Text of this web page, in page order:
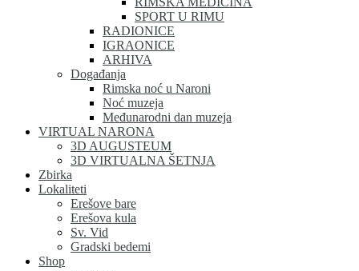
SPORT U RIMU
RADIONICE
IGRAONICE
ARHIVA
Događanja
Rimska noć u Naroni
Noć muzeja
Međunarodni dan muzeja
VIRTUAL NARONA
3D AUGUSTEUM
3D VIRTUALNA ŠETNJA
Zbirka
Lokaliteti
Erešove bare
Erešova kula
Sv. Vid
Gradski bedemi
Shop